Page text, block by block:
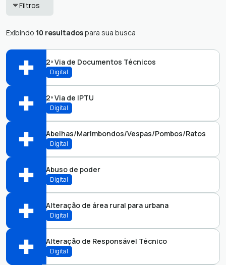
Câmara
Filtros
Exibindo 10 resultadospara sua busca
2ª Via de Documentos Técnicos
Digital
Abrir online > Via protocolo 1Doc
2ª Via de IPTU
Digital
Abrir online > Via protocolo 1Doc
Abelhas/Marimbondos/Vespas/Pombos/Ratos
Digital
Abrir online > Via protocolo 1Doc
Abuso de poder
Digital
Abrir online > Via protocolo 1Doc
Alteração de área rural para urbana
Digital
Abrir online > Via protocolo 1Doc
Alteração de Responsável Técnico
Digital